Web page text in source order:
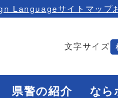
Languageサイトマップ
文字サイズ
県警の紹介
なら